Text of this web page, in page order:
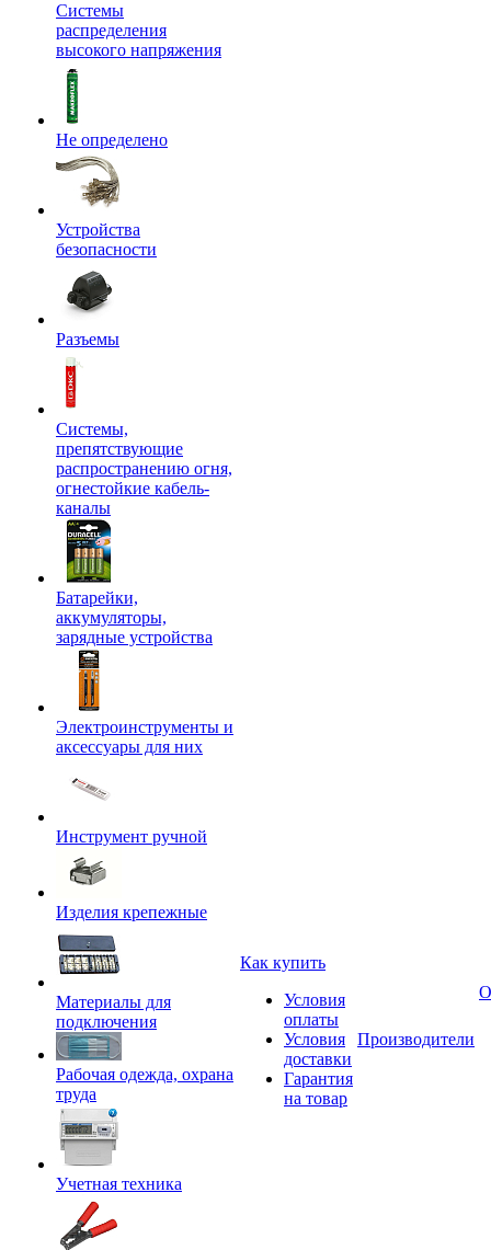
Системы
распределения
высокого напряжения
Не определено
Устройства
безопасности
Разъемы
Системы,
препятствующие
распространению огня,
огнестойкие кабель-
каналы
Батарейки,
аккумуляторы,
зарядные устройства
Электроинструменты и
аксессуары для них
Инструмент ручной
Изделия крепежные
Материалы для
подключения
Рабочая одежда, охрана
труда
Учетная техника
Как купить
Условия
оплаты
Условия
доставки
Гарантия
на товар
Производители